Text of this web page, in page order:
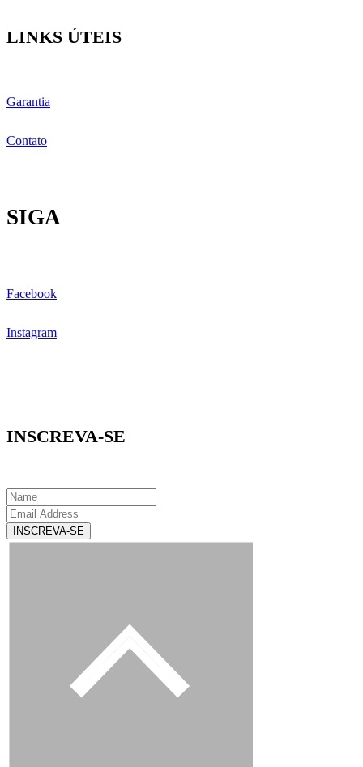
LINKS ÚTEIS
Garantia
Contato
SIGA
Facebook
Instagram
INSCREVA-SE
INSCREVA-SE